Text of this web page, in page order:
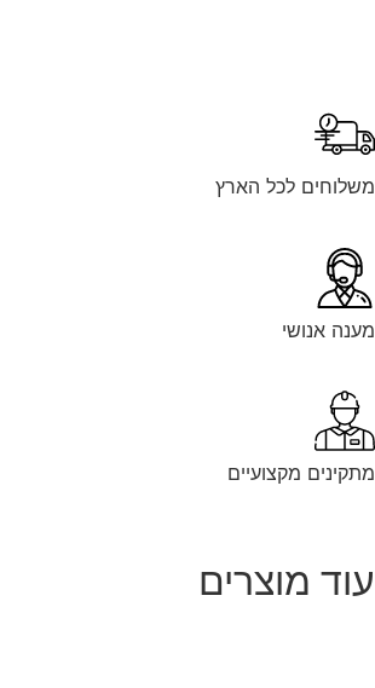
לכל הארץ
אנושי
מקצועיים
מוצרים